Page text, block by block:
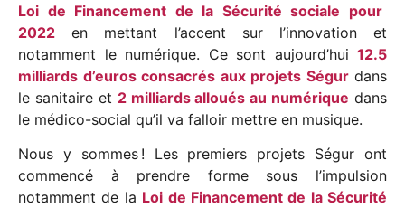
Loi de Financement de la Sécurité sociale pour
2022 en mettant l’accent sur l’innovation et
notamment le numérique. Ce sont aujourd’hui 12.5
milliards d’euros consacrés aux projets Ségurdans
le sanitaire et 2 milliards alloués au numérique dans
le médico-social qu’il va falloir mettre en musique.
Nous y sommes ! Les premiers projets Ségur ont
commencé à prendre forme sous l’impulsion
notamment de la Loi de Financement de la Sécurité